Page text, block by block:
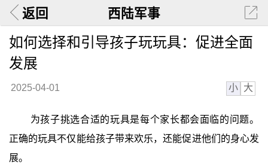
返回 西陆军事
如何选择和引导孩子玩玩具：促进全面
发展
2025-04-01 小 大
为孩子挑选合适的玩具是每个家长都会面临的问题。
正确的玩具不仅能给孩子带来欢乐，还能促进他们的身心发
展。